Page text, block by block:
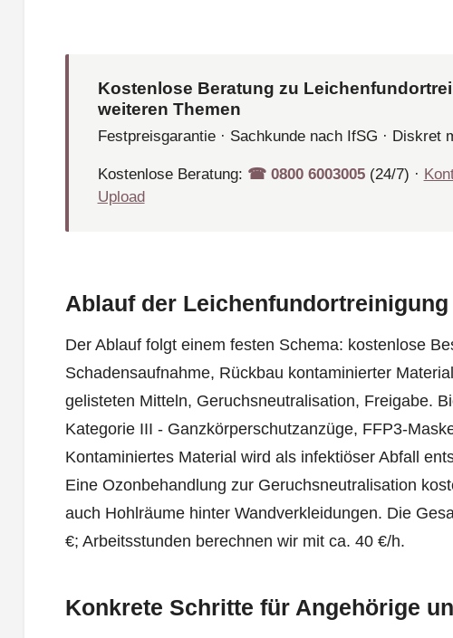
Kostenlose Beratung zu
weiteren Themen
Festpreisgarantie · Sachkunde nach IfSG · Diskret
Kostenlose Beratung: ☎︎ 0800 6003005(24/7) ·
Upload
Ablauf der Leichenfundortreinigung
Der Ablauf folgt einem festen Schema: kostenlose
Schadensaufnahme, Rückbau kontaminierter
gelisteten Mitteln, Geruchsneutralisation, Freigabe.
Kategorie III - Ganzkörperschutzanzüge, FFP3-
Kontaminiertes Material wird als infektiöser Abfall
Eine Ozonbehandlung zur Geruchsneutralisation
auch Hohlräume hinter Wandverkleidungen. Die
€; Arbeitsstunden berechnen wir mit ca. 40 €/h.
Konkrete Schritte für Angehörige